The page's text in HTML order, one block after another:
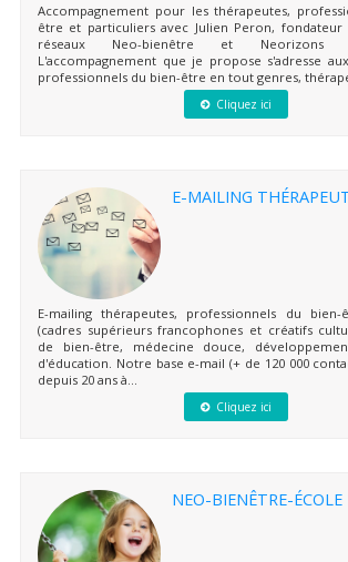
Accompagnement pour les thérapeutes,
être et particuliers avec Julien Peron, fondateur
réseaux Neo-bienêtre et Neorizons
L'accompagnement que je propose s'adresse
professionnels du bien-être en tout genres,
Cliquez ici
E-MAILING
E-mailing thérapeutes, professionnels du bien-
(cadres supérieurs francophones et créatifs
de bien-être, médecine douce,
d'éducation. Notre base e-mail (+ de 120 000
depuis 20 ans à...
Cliquez ici
NEO-BIENÊTRE-ÉCOLE